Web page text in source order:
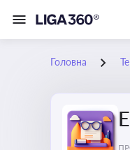
Головна